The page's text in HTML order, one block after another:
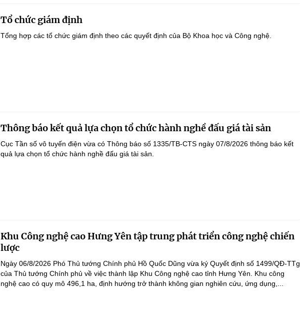
Tổ chức giám định
Tổng hợp các tổ chức giám định theo các quyết định của Bộ Khoa học và Công nghệ.
Thông báo kết quả lựa chọn tổ chức hành nghề đấu giá tài sản
Cục Tần số vô tuyến điện vừa có Thông báo số 1335/TB-CTS ngày 07/8/2026 thông báo kết
quả lựa chọn tổ chức hành nghề đấu giá tài sản.
Khu Công nghệ cao Hưng Yên tập trung phát triển công nghệ chiến
lược
Ngày 06/8/2026 Phó Thủ tướng Chính phủ Hồ Quốc Dũng vừa ký Quyết định số 1499/QĐ-TTg
của Thủ tướng Chính phủ về việc thành lập Khu Công nghệ cao tỉnh Hưng Yên. Khu công
nghệ cao có quy mô 496,1 ha, định hướng trở thành không gian nghiên cứu, ứng dụng,...